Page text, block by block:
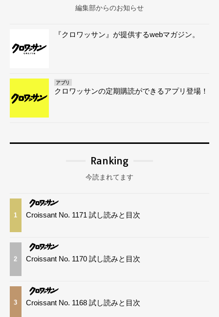
編集部からのお知らせ
『クロワッサン』が提供するwebマガジン。
アプリ
クロワッサンの定期購読ができるアプリ登場！
Ranking
今読まれてます
1 Croissant No. 1171 試し読みと目次
2 Croissant No. 1170 試し読みと目次
3 Croissant No. 1168 試し読みと目次